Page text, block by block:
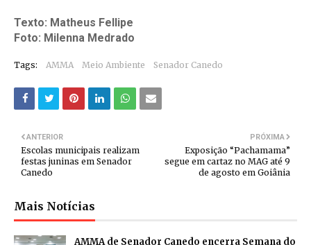
Texto: Matheus Fellipe
Foto: Milenna Medrado
Tags: AMMA Meio Ambiente Senador Canedo
PRÓXIMA
Exposição “Pachamama”
segue em cartaz no MAG até 9
de agosto em Goiânia
ANTERIOR
Escolas municipais realizam
festas juninas em Senador
Canedo
Mais Notícias
AMMA de Senador Canedo encerra Semana do